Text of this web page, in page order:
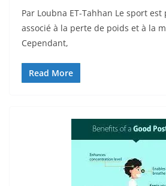
Par Loubna ET-Tahhan Le sport
associé à la perte de poids et à la
Cependant,
Read More